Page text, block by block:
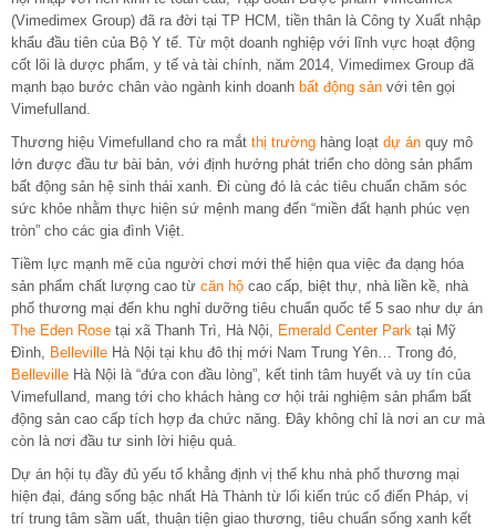
(Vimedimex Group) đã ra đời tại TP HCM, tiền thân là Công ty Xuất nhập
khẩu đầu tiên của Bộ Y tế. Từ một doanh nghiệp với lĩnh vực hoạt động
cốt lõi là dược phẩm, y tế và tài chính, năm 2014, Vimedimex Group đã
mạnh bạo bước chân vào ngành kinh doanh bất động sản với tên gọi
Vimefulland.
Thương hiệu Vimefulland cho ra mắt thị trường hàng loạt dự án quy mô
lớn được đầu tư bài bản, với định hướng phát triển cho dòng sản phẩm
bất động sản hệ sinh thái xanh. Đi cùng đó là các tiêu chuẩn chăm sóc
sức khỏe nhằm thực hiện sứ mệnh mang đến “miền đất hạnh phúc vẹn
tròn” cho các gia đình Việt.
Tiềm lực mạnh mẽ của người chơi mới thể hiện qua việc đa dạng hóa
sản phẩm chất lượng cao từ căn hộ cao cấp, biệt thự, nhà liền kề, nhà
phố thương mại đến khu nghỉ dưỡng tiêu chuẩn quốc tế 5 sao như dự án
The Eden Rose tại xã Thanh Trì, Hà Nội, Emerald Center Park tại Mỹ
Đình, Belleville Hà Nội tại khu đô thị mới Nam Trung Yên… Trong đó,
Belleville Hà Nội là “đứa con đầu lòng”, kết tinh tâm huyết và uy tín của
Vimefulland, mang tới cho khách hàng cơ hội trải nghiệm sản phẩm bất
động sản cao cấp tích hợp đa chức năng. Đây không chỉ là nơi an cư mà
còn là nơi đầu tư sinh lời hiệu quả.
Dự án hội tụ đầy đủ yếu tố khẳng định vị thế khu nhà phố thương mại
hiện đại, đáng sống bậc nhất Hà Thành từ lối kiến trúc cổ điển Pháp, vị
trí trung tâm sầm uất, thuận tiện giao thương, tiêu chuẩn sống xanh kết